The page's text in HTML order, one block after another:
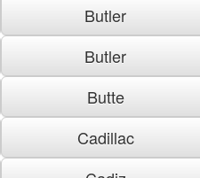
Butler
Butler
Butte
Cadillac